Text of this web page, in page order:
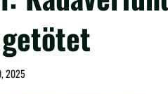
2025